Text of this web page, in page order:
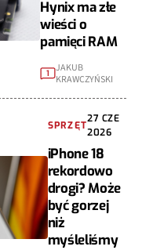
Hynix ma złe
wieści o
pamięci RAM
1
JAKUB
KRAWCZYŃSKI
SPRZĘT
27 CZE
2026
iPhone 18
rekordowo
drogi? Może
być gorzej
niż
myśleliśmy